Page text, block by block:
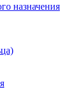
назначения